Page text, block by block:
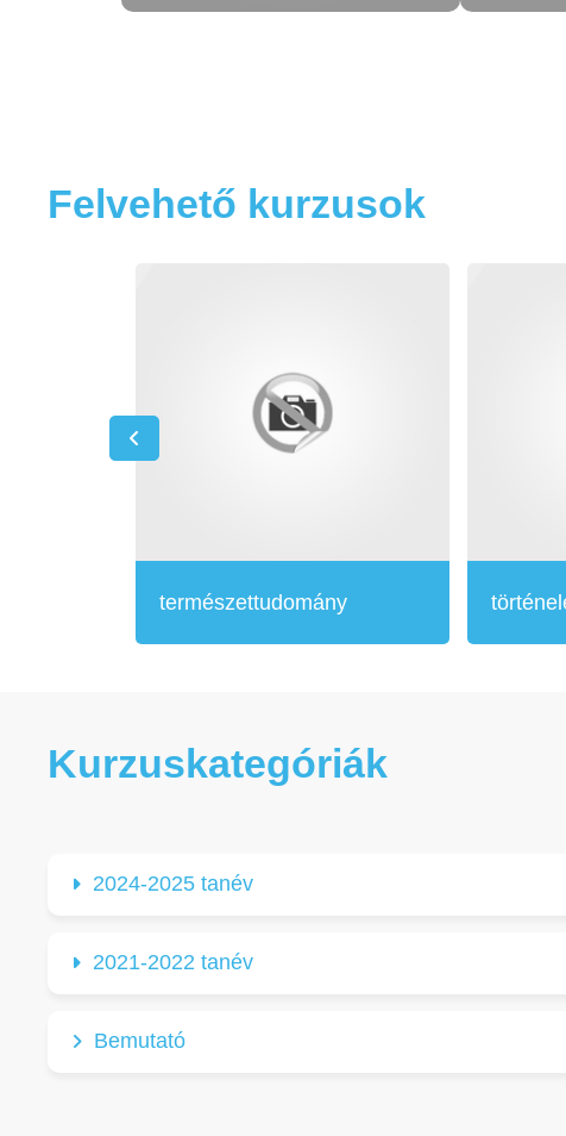
Felvehető kurzusok
természettudomány
Kurzuskategóriák
2024-2025 tanév
2021-2022 tanév
Bemutató